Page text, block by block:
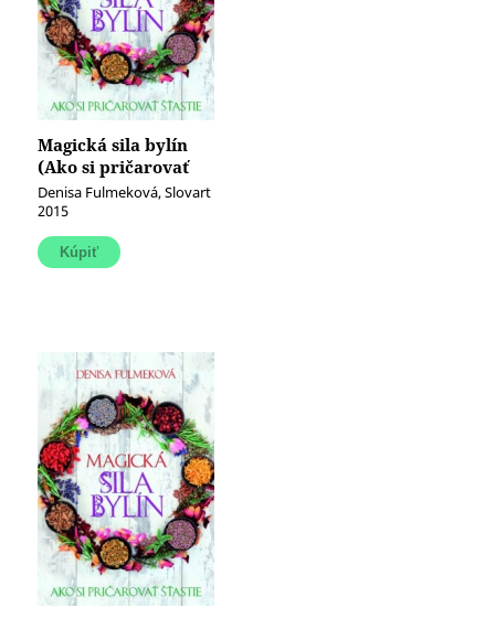
Magická sila bylín
(Ako si pričarovať
šťastie) (e-kniha)
Denisa Fulmeková, Slovart
2015